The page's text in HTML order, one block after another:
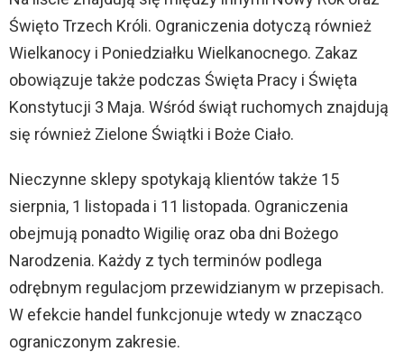
Święto Trzech Króli. Ograniczenia dotyczą również
Wielkanocy i Poniedziałku Wielkanocnego. Zakaz
obowiązuje także podczas Święta Pracy i Święta
Konstytucji 3 Maja. Wśród świąt ruchomych znajdują
się również Zielone Świątki i Boże Ciało.
Nieczynne sklepy spotykają klientów także 15
sierpnia, 1 listopada i 11 listopada. Ograniczenia
obejmują ponadto Wigilię oraz oba dni Bożego
Narodzenia. Każdy z tych terminów podlega
odrębnym regulacjom przewidzianym w przepisach.
W efekcie handel funkcjonuje wtedy w znacząco
ograniczonym zakresie.